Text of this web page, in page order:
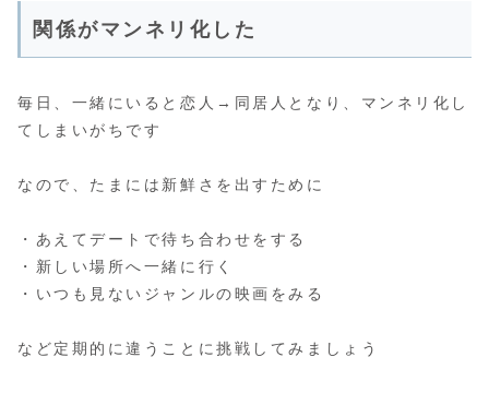
関係がマンネリ化した
毎日、一緒にいると恋人→同居人となり、マンネリ化し
てしまいがちです
なので、たまには新鮮さを出すために
・あえてデートで待ち合わせをする
・新しい場所へ一緒に行く
・いつも見ないジャンルの映画をみる
など定期的に違うことに挑戦してみましょう